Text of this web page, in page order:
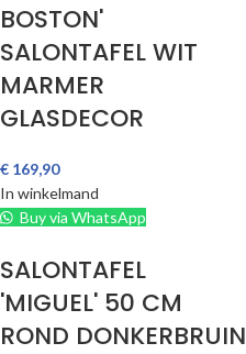
BOSTON'
SALONTAFEL WIT
MARMER
GLASDECOR
€ 169,90
In winkelmand
Buy via WhatsApp
SALONTAFEL
'MIGUEL' 50 CM
ROND DONKERBRUIN